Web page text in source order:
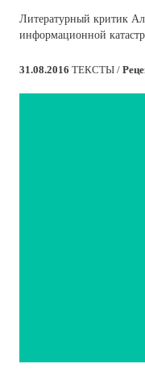
Литературный критик
информационной
31.08.2016 ТЕКСТЫ /